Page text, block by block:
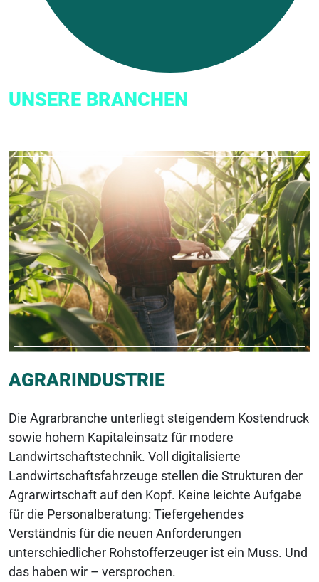
UNSERE BRANCHEN
AGRARINDUSTRIE
Die Agrarbranche unterliegt steigendem Kostendruck
sowie hohem Kapitaleinsatz für modere
Landwirtschaftstechnik. Voll digitalisierte
Landwirtschaftsfahrzeuge stellen die Strukturen der
Agrarwirtschaft auf den Kopf. Keine leichte Aufgabe
für die Personalberatung: Tiefergehendes
Verständnis für die neuen Anforderungen
unterschiedlicher Rohstofferzeuger ist ein Muss. Und
das haben wir – versprochen.